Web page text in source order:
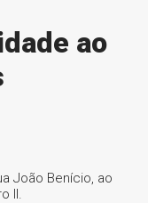
ao
João Benício, ao
II.